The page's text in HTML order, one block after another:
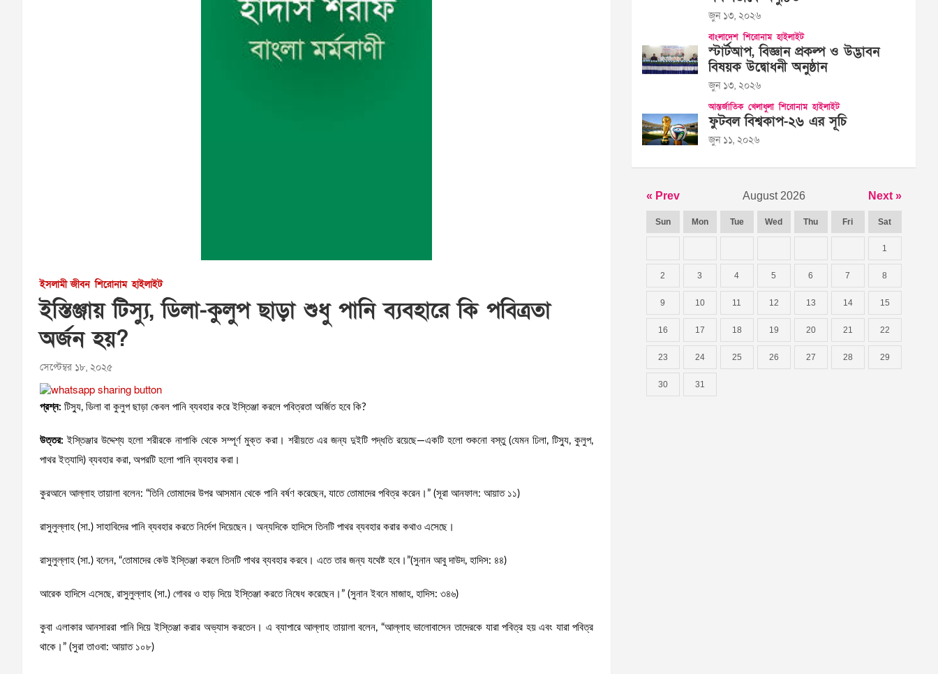
ইসলামী জীবন শিরোনাম হাইলাইট
ইস্তিঞ্জায় টিস্যু, ডিলা-কুলুপ ছাড়া শুধু পানি ব্যবহারে কি পবিত্রতা
অর্জন হয়?
সেপ্টেম্বর ১৮, ২০২৫
প্রশ্ন: টিস্যু, ডিলা বা কুলুপ ছাড়া কেবল পানি ব্যবহার করে ইস্তিঞ্জা করলে পবিত্রতা অর্জিত হবে কি?
উত্তর:ইস্তিঞ্জার উদ্দেশ্য হলো শরীরকে নাপাকি থেকে সম্পূর্ণ মুক্ত করা। শরীয়তে এর জন্য দুইটি পদ্ধতি রয়েছে—একটি হলো শুকনো বস্তু (যেমন ঢিলা, টিস্যু, কুলুপ,
পাথর ইত্যাদি) ব্যবহার করা, অপরটি হলো পানি ব্যবহার করা।
কুরআনে আল্লাহ তায়ালা বলেন: “তিনি তোমাদের উপর আসমান থেকে পানি বর্ষণ করেছেন, যাতে তোমাদের পবিত্র করেন।” (সূরা আনফাল: আয়াত ১১)
রাসুলুল্লাহ (সা.) সাহাবিদের পানি ব্যবহার করতে নির্দেশ দিয়েছেন। অন্যদিকে হাদিসে তিনটি পাথর ব্যবহার করার কথাও এসেছে।
রাসুলুল্লাহ (সা.) বলেন, “তোমাদের কেউ ইস্তিঞ্জা করলে তিনটি পাথর ব্যবহার করবে। এতে তার জন্য যথেষ্ট হবে।”(সুনান আবু দাউদ, হাদিস: ৪৪)
আরেক হাদিসে এসেছে, রাসুলুল্লাহ (সা.) গোবর ও হাড় দিয়ে ইস্তিঞ্জা করতে নিষেধ করেছেন।” (সুনান ইবনে মাজাহ, হাদিস: ৩৪৬)
কুবা এলাকার আনসাররা পানি দিয়ে ইস্তিঞ্জা করার অভ্যাস করতেন। এ ব্যাপারে আল্লাহ তায়ালা বলেন, “আল্লাহ ভালোবাসেন তাদেরকে যারা পবিত্র হয় এবং যারা পবিত্র
থাকে।” (সুরা তাওবা: আয়াত ১০৮)
জুন ১৩, ২০২৬
বাংলাদেশ শিরোনাম হাইলাইট
স্টার্টআপ, বিজ্ঞান প্রকল্প ও উদ্ভাবন
বিষয়ক উদ্বোধনী অনুষ্ঠান
জুন ১৩, ২০২৬
আন্তর্জাতিক খেলাধুলা শিরোনাম হাইলাইট
ফুটবল বিশ্বকাপ-২৬ এর সূচি
জুন ১১, ২০২৬
« Prev August 2026 Next »
Sun Mon Tue Wed Thu Fri Sat
1
2 3 4 5 6 7 8
9 10 11 12 13 14 15
16 17 18 19 20 21 22
23 24 25 26 27 28 29
30 31